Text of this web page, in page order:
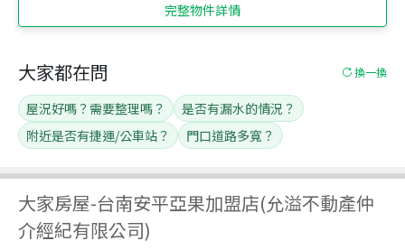
完整物件詳情
大家房屋-台南安平亞果加盟店(允溢不動產仲
介經紀有限公司)
大家都在問 換一換
屋況好嗎？需要整理嗎？
是否有漏水的情況？
附近是否有捷運/公車站？
門口道路多寬？